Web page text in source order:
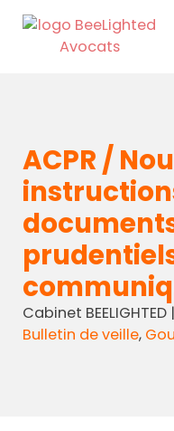
ACPR /
Cabinet BEELIGHTED|
Bulletin de veille,